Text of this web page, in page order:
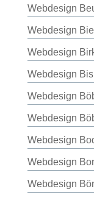
Webdesign
Webdesign
Webdesign
Webdesign
Webdesign
Webdesign
Webdesign
Webdesign
Webdesign